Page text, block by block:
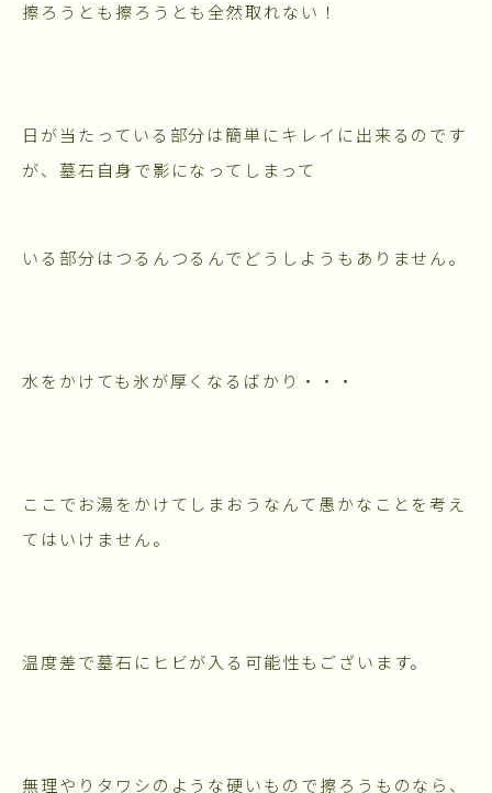
擦ろうとも擦ろうとも全然取れない！
日が当たっている部分は簡単にキレイに出来るのです
が、墓石自身で影になってしまって
いる部分はつるんつるんでどうしようもありません。
水をかけても氷が厚くなるばかり・・・
ここでお湯をかけてしまおうなんて愚かなことを考え
てはいけません。
温度差で墓石にヒビが入る可能性もございます。
無理やりタワシのような硬いもので擦ろうものなら、